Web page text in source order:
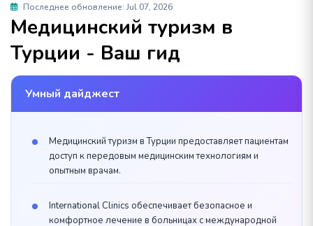
Последнее обновление: Jul 07, 2026
Медицинский туризм в
Турции - Ваш гид
Умный дайджест
Медицинский туризм в Турции предоставляет пациентам
доступ к передовым медицинским технологиям и
опытным врачам.
International Clinics обеспечивает безопасное и
комфортное лечение в больницах с международной